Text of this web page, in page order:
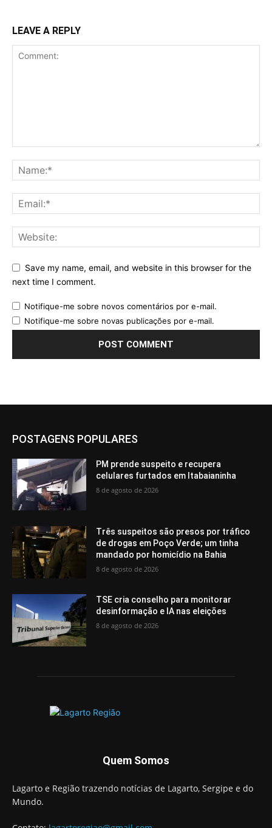
LEAVE A REPLY
Save my name, email, and website in this browser for the
next time I comment.
Notifique-me sobre novos comentários por e-mail.
Notifique-me sobre novas publicações por e-mail.
POSTAGENS POPULARES
PM prende suspeito e recupera
celulares furtados em Itabaianinha
8 de agosto de 2026
Três suspeitos são presos por tráfico
de drogas em Poço Verde; um tinha
mandado por homicídio na Bahia
8 de agosto de 2026
TSE cria conselho para monitorar
desinformação e IA nas eleições
8 de agosto de 2026
Quem Somos
Lagarto e Região trazendo notícias de Lagarto, Sergipe e do
Mundo.